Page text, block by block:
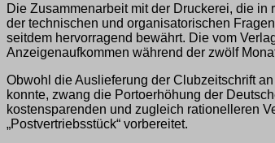
Die Zusammenarbeit mit der Druckerei, die
der technischen und organisatorischen
seitdem hervorragend bewährt. Die vom
Anzeigenaufkommen während der zwölf
Obwohl die Auslieferung der Clubzeitschrift
konnte, zwang die Portoerhöhung der
kostensparenden und zugleich rationelleren
„Postvertriebsstück“ vorbereitet.